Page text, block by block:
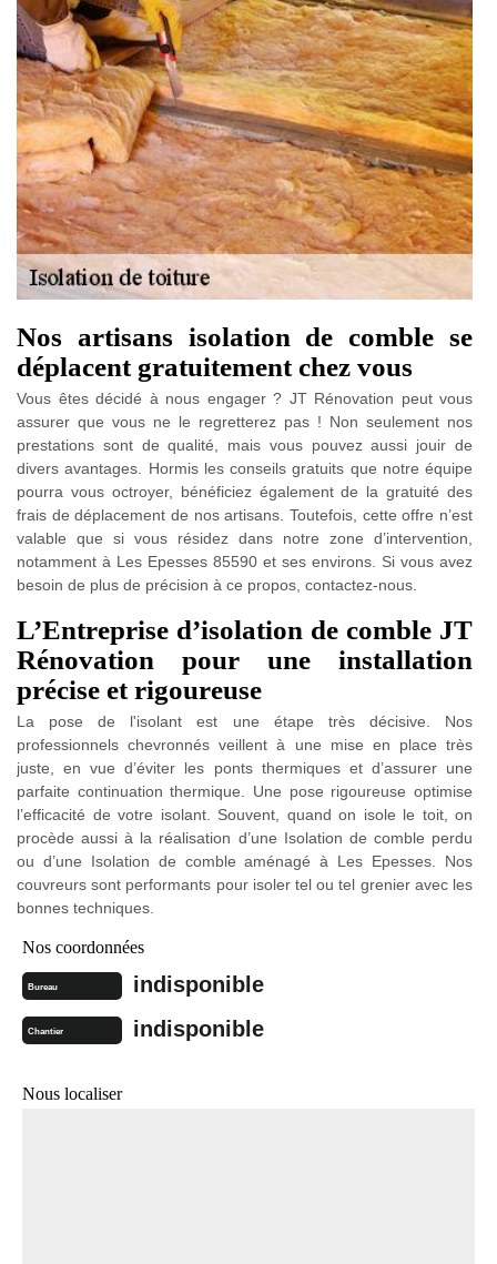
Nos artisans isolation de comble se
déplacent gratuitement chez vous
Vous êtes décidé à nous engager ? JT Rénovation peut vous
assurer que vous ne le regretterez pas ! Non seulement nos
prestations sont de qualité, mais vous pouvez aussi jouir de
divers avantages. Hormis les conseils gratuits que notre équipe
pourra vous octroyer, bénéficiez également de la gratuité des
frais de déplacement de nos artisans. Toutefois, cette offre n’est
valable que si vous résidez dans notre zone d’intervention,
notamment à Les Epesses 85590 et ses environs. Si vous avez
besoin de plus de précision à ce propos, contactez-nous.
L’Entreprise d’isolation de comble JT
Rénovation pour une installation
précise et rigoureuse
La pose de l'isolant est une étape très décisive. Nos
professionnels chevronnés veillent à une mise en place très
juste, en vue d’éviter les ponts thermiques et d’assurer une
parfaite continuation thermique. Une pose rigoureuse optimise
l’efficacité de votre isolant. Souvent, quand on isole le toit, on
procède aussi à la réalisation d’une Isolation de comble perdu
ou d’une Isolation de comble aménagé à Les Epesses. Nos
couvreurs sont performants pour isoler tel ou tel grenier avec les
bonnes techniques.
Nos coordonnées
Bureau indisponible
Chantier indisponible
Nous localiser